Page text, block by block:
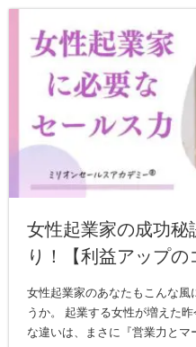
女性起業家の成功秘
り！【利益アップの
女性起業家のあなたもこんな風
うか。 起業する女性が増えた
な違いは、まさに『営業力とマ